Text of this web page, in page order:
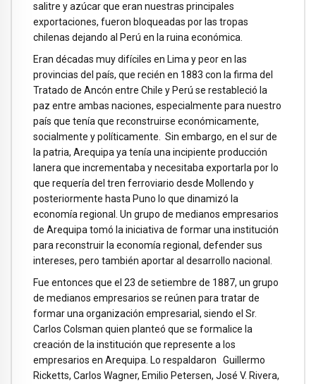
salitre y azúcar que eran nuestras principales
exportaciones, fueron bloqueadas por las tropas
chilenas dejando al Perú en la ruina económica.
Eran décadas muy difíciles en Lima y peor en las
provincias del país, que recién en 1883 con la firma del
Tratado de Ancón entre Chile y Perú se restableció la
paz entre ambas naciones, especialmente para nuestro
país que tenía que reconstruirse económicamente,
socialmente y políticamente. Sin embargo, en el sur de
la patria, Arequipa ya tenía una incipiente producción
lanera que incrementaba y necesitaba exportarla por lo
que requería del tren ferroviario desde Mollendo y
posteriormente hasta Puno lo que dinamizó la
economía regional. Un grupo de medianos empresarios
de Arequipa tomó la iniciativa de formar una institución
para reconstruir la economía regional, defender sus
intereses, pero también aportar al desarrollo nacional.
Fue entonces que el 23 de setiembre de 1887, un grupo
de medianos empresarios se reúnen para tratar de
formar una organización empresarial, siendo el Sr.
Carlos Colsman quien planteó que se formalice la
creación de la institución que represente a los
empresarios en Arequipa. Lo respaldaron Guillermo
Ricketts, Carlos Wagner, Emilio Petersen, José V. Rivera,